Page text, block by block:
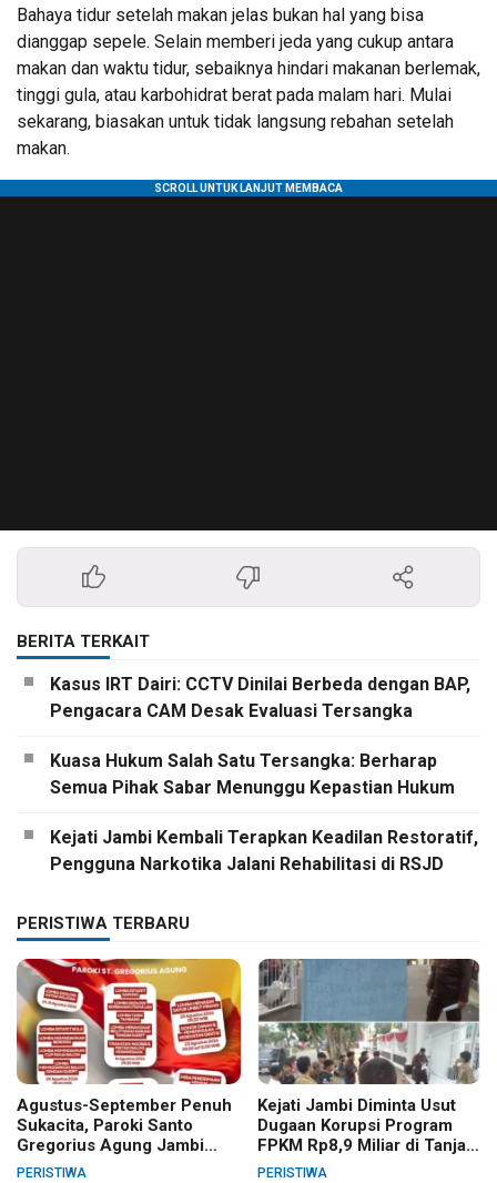
Bahaya tidur setelah makan jelas bukan hal yang bisa
dianggap sepele. Selain memberi jeda yang cukup antara
makan dan waktu tidur, sebaiknya hindari makanan berlemak,
tinggi gula, atau karbohidrat berat pada malam hari. Mulai
sekarang, biasakan untuk tidak langsung rebahan setelah
makan.
BERITA TERKAIT
Kasus IRT Dairi: CCTV Dinilai Berbeda dengan BAP,
Pengacara CAM Desak Evaluasi Tersangka
Kuasa Hukum Salah Satu Tersangka: Berharap
Semua Pihak Sabar Menunggu Kepastian Hukum
Kejati Jambi Kembali Terapkan Keadilan Restoratif,
Pengguna Narkotika Jalani Rehabilitasi di RSJD
PERISTIWA TERBARU
Agustus-September Penuh
Sukacita, Paroki Santo
Gregorius Agung Jambi
Gelar Berbagai Kegiatan
PERISTIWA
Kejati Jambi Diminta Usut
Dugaan Korupsi Program
FPKM Rp8,9 Miliar di Tanjab
Barat
PERISTIWA